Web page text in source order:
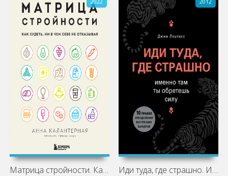
Матрица стройности. Как худеть, ни в Иди туда, где страшно. Именно там ты